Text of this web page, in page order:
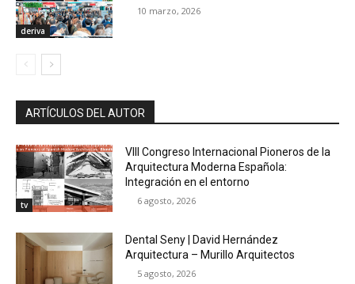
deriva
10 marzo, 2026
ARTÍCULOS DEL AUTOR
tv
VIII Congreso Internacional Pioneros de la
Arquitectura Moderna Española:
Integración en el entorno
6 agosto, 2026
Dental Seny | David Hernández
Arquitectura – Murillo Arquitectos
5 agosto, 2026